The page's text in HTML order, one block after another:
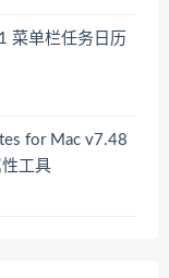
菜单栏任务日历
for Mac v7.48
工具